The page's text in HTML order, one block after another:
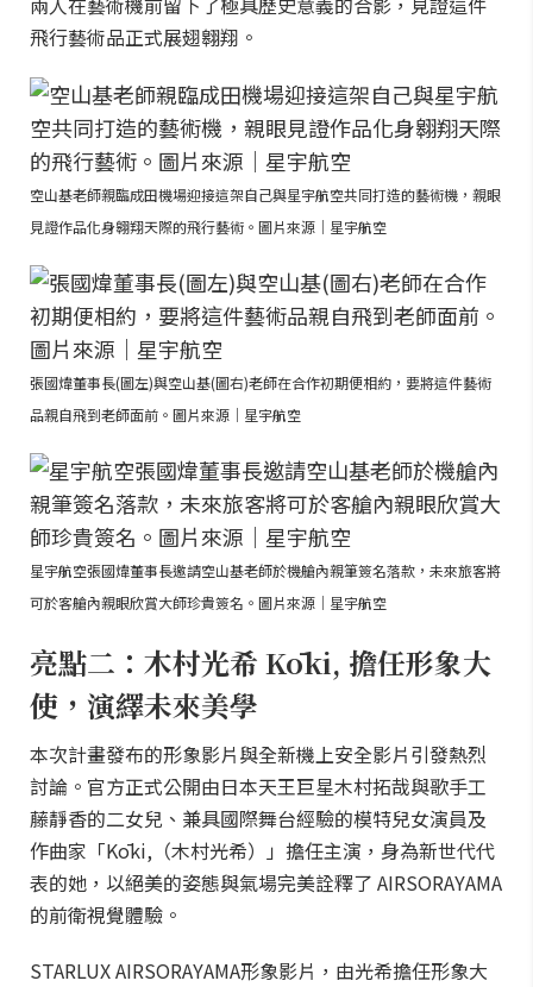
飛行藝術品正式展翅翱翔。
空山基老師親臨成田機場迎接這架自己與星宇航空共同打造的藝術機，親眼
見證作品化身翱翔天際的飛行藝術。圖片來源｜星宇航空
張國煒董事長(圖左)與空山基(圖右)老師在合作初期便相約，要將這件藝術
品親自飛到老師面前。圖片來源｜星宇航空
星宇航空張國煒董事長邀請空山基老師於機艙內親筆簽名落款，未來旅客將
可於客艙內親眼欣賞大師珍貴簽名。圖片來源｜星宇航空
亮點二：木村光希 Kōki, 擔任形象大
使，演繹未來美學
本次計畫發布的形象影片與全新機上安全影片引發熱烈
討論。官方正式公開由日本天王巨星木村拓哉與歌手工
藤靜香的二女兒、兼具國際舞台經驗的模特兒女演員及
作曲家「Kōki,（木村光希）」擔任主演，身為新世代代
表的她，以絕美的姿態與氣場完美詮釋了 AIRSORAYAMA
的前衛視覺體驗。
STARLUX AIRSORAYAMA形象影片，由光希擔任形象大